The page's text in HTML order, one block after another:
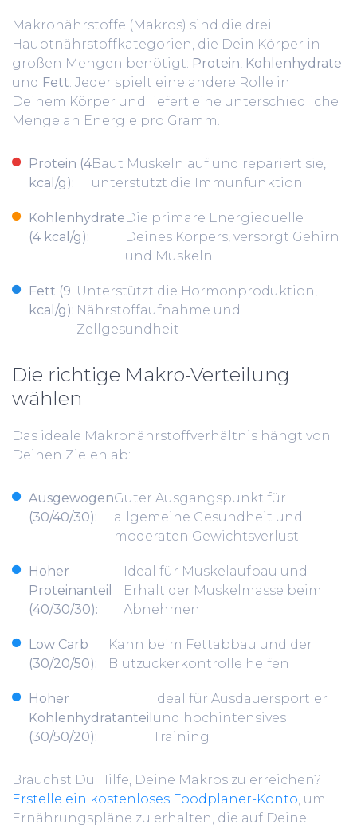
Makronährstoffe (Makros) sind die drei
Hauptnährstoffkategorien, die Dein Körper in
großen Mengen benötigt: Protein, Kohlenhydrate
und Fett. Jeder spielt eine andere Rolle in
Deinem Körper und liefert eine unterschiedliche
Menge an Energie pro Gramm.
Protein (4
kcal/g):
Baut Muskeln auf und repariert sie,
unterstützt die Immunfunktion
Kohlenhydrate
(4 kcal/g):
Die primäre Energiequelle
Deines Körpers, versorgt Gehirn
und Muskeln
Fett (9
kcal/g):
Unterstützt die Hormonproduktion,
Nährstoffaufnahme und
Zellgesundheit
Die richtige Makro-Verteilung
wählen
Das ideale Makronährstoffverhältnis hängt von
Deinen Zielen ab:
Ausgewogen
(30/40/30):
Guter Ausgangspunkt für
allgemeine Gesundheit und
moderaten Gewichtsverlust
Hoher
Proteinanteil
(40/30/30):
Ideal für Muskelaufbau und
Erhalt der Muskelmasse beim
Abnehmen
Low Carb
(30/20/50):
Kann beim Fettabbau und der
Blutzuckerkontrolle helfen
Hoher
Kohlenhydratanteil
(30/50/20):
Ideal für Ausdauersportler
und hochintensives
Training
Brauchst Du Hilfe, Deine Makros zu erreichen?
Erstelle ein kostenloses Foodplaner-Konto, um
Ernährungspläne zu erhalten, die auf Deine